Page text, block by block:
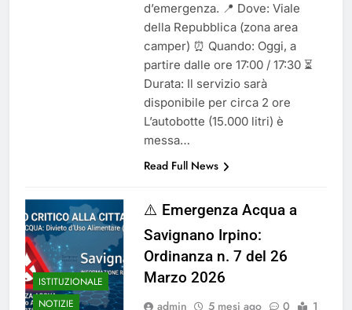
d’emergenza. 📍 Dove: Viale
della Repubblica (zona area
camper) ⏰ Quando: Oggi, a
partire dalle ore 17:00 / 17:30 ⏳
Durata: Il servizio sarà
disponibile per circa 2 ore
L’autobotte (15.000 litri) è
messa…
Read Full News
ISTITUZIONALE
NOTIZIE
⚠️ Emergenza Acqua a
Savignano Irpino:
Ordinanza n. 7 del 26
Marzo 2026
admin 5 mesi ago 0
1